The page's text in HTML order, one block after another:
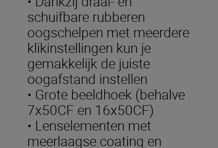
schuifbare rubberen
oogschelpen met meerdere
klikinstellingen kun je
gemakkelijk de juiste
oogafstand instellen
• Grote beeldhoek (behalve
7x50CF en 16x50CF)
• Lenselementen met
meerlaagse coating en